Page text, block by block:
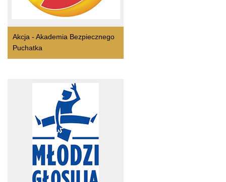
Akcja - Akademia Bezpiecznego
Puchatka